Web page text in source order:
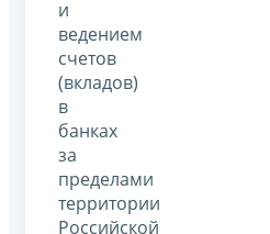
и
ведением
счетов
(вкладов)
в
банках
за
пределами
территории
Российской